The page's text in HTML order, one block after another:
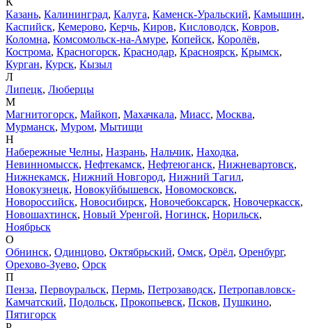
Казань, Калининград, Калуга, Каменск-Уральский, Камышин,
Каспийск, Кемерово, Керчь, Киров, Кисловодск, Ковров,
Коломна, Комсомольск-на-Амуре, Копейск, Королёв,
Кострома, Красногорск, Краснодар, Красноярск, Крымск,
Курган, Курск, Кызыл
Л
Липецк, Люберцы
М
Магнитогорск, Майкоп, Махачкала, Миасс, Москва,
Мурманск, Муром, Мытищи
Н
Набережные Челны, Назрань, Нальчик, Находка,
Невинномысск, Нефтекамск, Нефтеюганск, Нижневартовск,
Нижнекамск, Нижний Новгород, Нижний Тагил,
Новокузнецк, Новокуйбышевск, Новомосковск,
Новороссийск, Новосибирск, Новочебоксарск, Новочеркасск,
Новошахтинск, Новый Уренгой, Ногинск, Норильск,
Ноябрьск
О
Обнинск, Одинцово, Октябрьский, Омск, Орёл, Оренбург,
Орехово-Зуево, Орск
П
Пенза, Первоуральск, Пермь, Петрозаводск, Петропавловск-
Камчатский, Подольск, Прокопьевск, Псков, Пушкино,
Пятигорск